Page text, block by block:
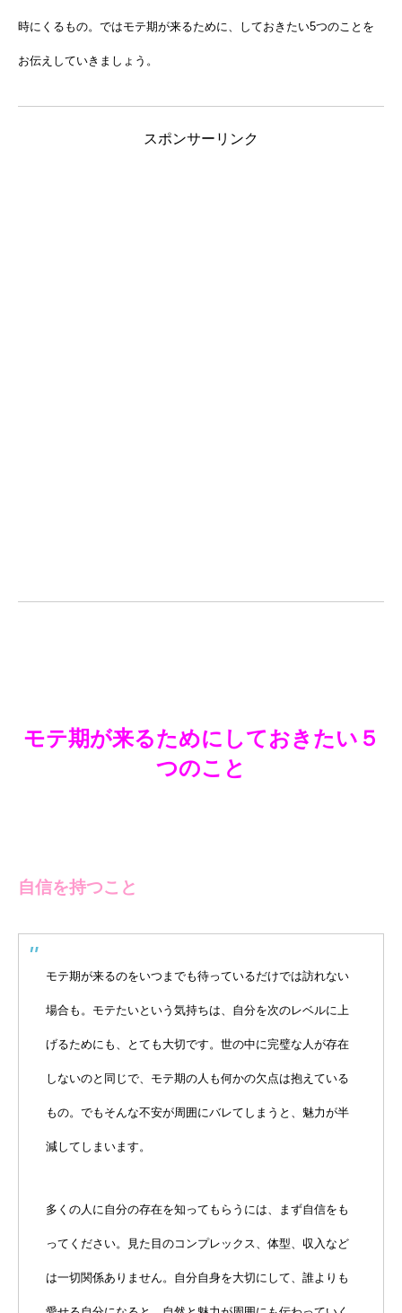
時にくるもの。ではモテ期が来るために、しておきたい5つのことを
お伝えしていきましょう。
スポンサーリンク
モテ期が来るためにしておきたい５
つのこと
自信を持つこと
モテ期が来るのをいつまでも待っているだけでは訪れない
場合も。モテたいという気持ちは、自分を次のレベルに上
げるためにも、とても大切です。世の中に完璧な人が存在
しないのと同じで、モテ期の人も何かの欠点は抱えている
もの。でもそんな不安が周囲にバレてしまうと、魅力が半
減してしまいます。
多くの人に自分の存在を知ってもらうには、まず自信をも
ってください。見た目のコンプレックス、体型、収入など
は一切関係ありません。自分自身を大切にして、誰よりも